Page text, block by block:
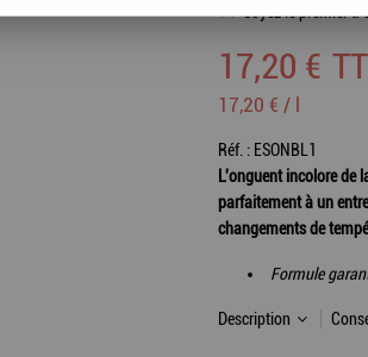
Soyez le premier à
17,20 €
17,20 € / l
Réf. : ESONBL1
L'onguent incolore de
parfaitement à un
changements de
Formule
Description